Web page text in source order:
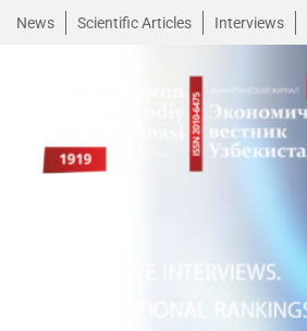
News Scientific Articles Interviews